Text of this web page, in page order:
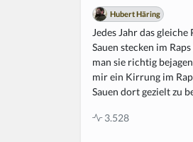
fi
el
d
Hubert Häring
Jedes Jahr das
Sauen stecken im
man sie richtig
mir ein Kirrung im
Sauen dort gezielt zu
3.528